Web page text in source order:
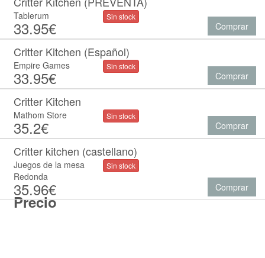
Precio
Tablerum
33.95€
Sin stock
Comprar
Critter Kitchen (Español)
Empire Games
33.95€
Sin stock
Comprar
Critter Kitchen
Mathom Store
35.2€
Sin stock
Comprar
Critter kitchen (castellano)
Juegos de la mesa
Redonda
35.96€
Sin stock
Comprar